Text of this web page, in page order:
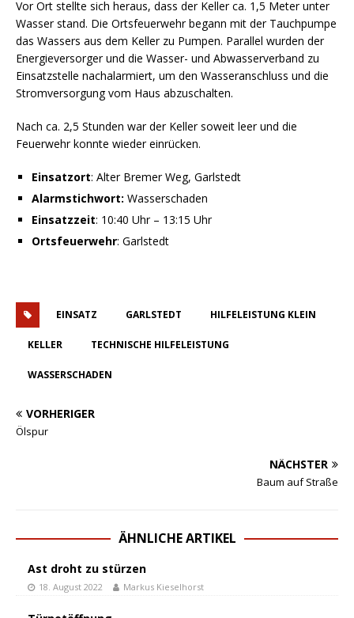
Vor Ort stellte sich heraus, dass der Keller ca. 1,5 Meter unter
Wasser stand. Die Ortsfeuerwehr begann mit der Tauchpumpe
das Wassers aus dem Keller zu Pumpen. Parallel wurden der
Energieversorger und die Wasser- und Abwasserverband zu
Einsatzstelle nachalarmiert, um den Wasseranschluss und die
Stromversorgung vom Haus abzuschalten.
Nach ca. 2,5 Stunden war der Keller soweit leer und die
Feuerwehr konnte wieder einrücken.
Einsatzort: Alter Bremer Weg, Garlstedt
Alarmstichwort: Wasserschaden
Einsatzzeit: 10:40 Uhr – 13:15 Uhr
Ortsfeuerwehr: Garlstedt
EINSATZ GARLSTEDT HILFELEISTUNG KLEIN
KELLER TECHNISCHE HILFELEISTUNG
WASSERSCHADEN
VORHERIGER
Ölspur
NÄCHSTER
Baum auf Straße
ÄHNLICHE ARTIKEL
Ast droht zu stürzen
18. August 2022 Markus Kieselhorst